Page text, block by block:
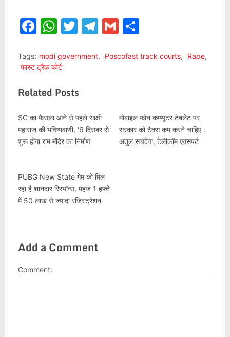
Facebook
WhatsApp
Twitter
Telegram
GmailShare
Tags: modi government, Poscofast track courts, Rape,
फास्ट ट्रैक कोर्ट
Related Posts
SC का फैसला आने से पहले साक्षी
महाराज की भविष्यवाणी, ‘6 दिसंबर से
शुरू होगा राम मंदिर का निर्माण’
मोबाइल फोन कम्प्यूटर टेबलेट पर
सरकार को टैक्स कम करने चाहिए :
अतुल सचदेवा, टेलीकॉम एक्सपर्ट
PUBG New State गेम को मिल
रहा है शानदार रिस्पॉन्स, महज 1 हफ्ते
में 50 लाख से ज्यादा रजिस्ट्रेशन
Add a Comment
Comment: